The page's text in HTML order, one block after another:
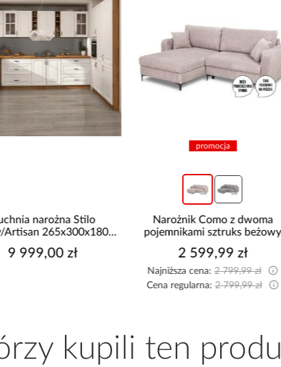
Como z dwoma
sztruks beżowy
2 599,99 zł
Kuchnia Luxeo 260 Baltic
Storm/Beige Set 3
4 289,00 zł
kupili ten